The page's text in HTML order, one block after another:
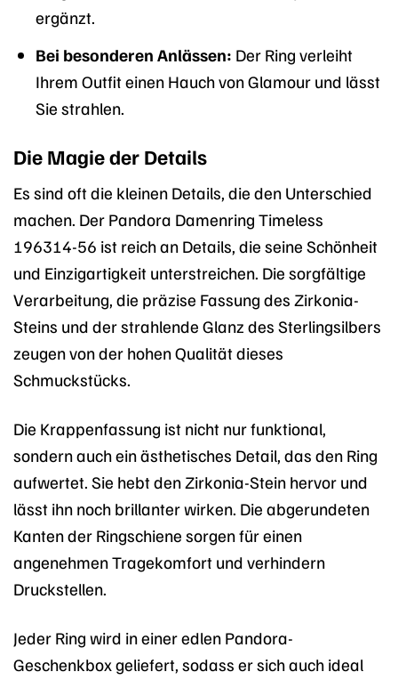
ergänzt.
Bei besonderen Anlässen: Der Ring verleiht
Ihrem Outfit einen Hauch von Glamour und lässt
Sie strahlen.
Die Magie der Details
Es sind oft die kleinen Details, die den Unterschied
machen. Der Pandora Damenring Timeless
196314-56 ist reich an Details, die seine Schönheit
und Einzigartigkeit unterstreichen. Die sorgfältige
Verarbeitung, die präzise Fassung des Zirkonia-
Steins und der strahlende Glanz des Sterlingsilbers
zeugen von der hohen Qualität dieses
Schmuckstücks.
Die Krappenfassung ist nicht nur funktional,
sondern auch ein ästhetisches Detail, das den Ring
aufwertet. Sie hebt den Zirkonia-Stein hervor und
lässt ihn noch brillanter wirken. Die abgerundeten
Kanten der Ringschiene sorgen für einen
angenehmen Tragekomfort und verhindern
Druckstellen.
Jeder Ring wird in einer edlen Pandora-
Geschenkbox geliefert, sodass er sich auch ideal